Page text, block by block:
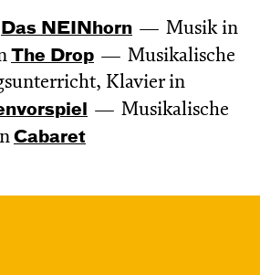
Das NEIN­horn Musik in
The Drop
Musikalische
Klavier in
Musikalische
Cabaret